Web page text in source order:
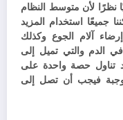
يوميًا نظرًا لأن متوسط ​​النظام
فقط ويمكننا جميعًا استخدام المزيد
آلام الجوع وكذلك
الدم والتي تميل إلى
تناول حصة واحدة على
فيجب أن تصل إلى